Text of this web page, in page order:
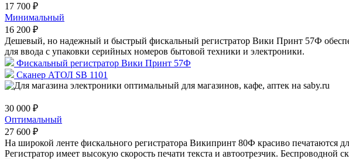
17 700 ₽
Минимальный
16 200 ₽
Дешевый, но надежный и быстрый фискальный регистратор Вики Принт 57Ф
для ввода с упаковки серийных номеров бытовой техники и электроники.
Фискальный регистратор Вики Принт 57Ф
Сканер АТОЛ SB 1101
30 000 ₽
Оптимальный
27 600 ₽
На широкой ленте фискального регистратора Википринт 80Ф красиво печатаются
Регистратор имеет высокую скорость печати текста и автоотрезчик. Беспроводной